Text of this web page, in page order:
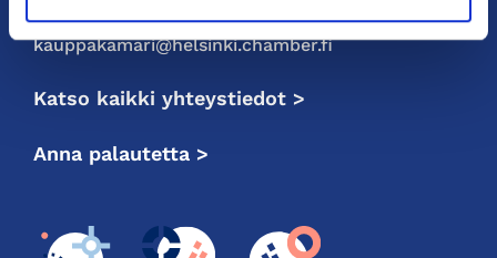
Puhelin: 09 228 601 (vaihde)
kauppakamari@helsinki.chamber.fi
Katso kaikki yhteystiedot >
Anna palautetta >